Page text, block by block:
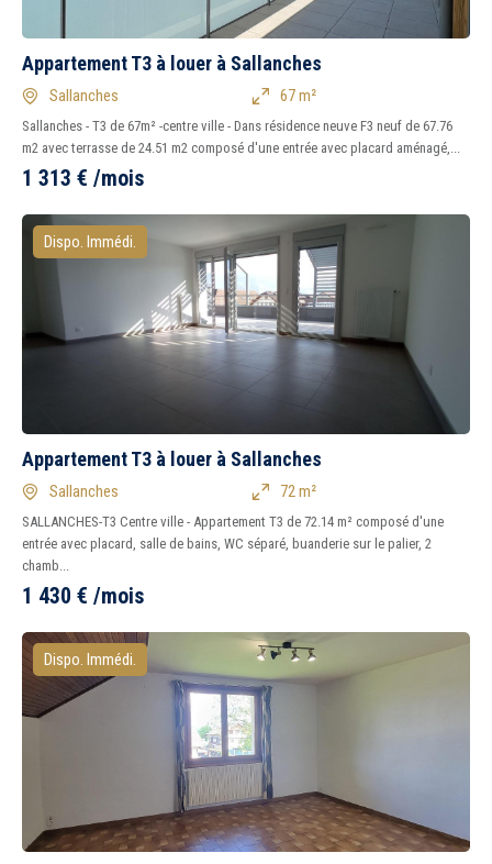
1 3
Tous Oui
Non
Immédiatement
Balcon
Parking
Chambre au rez-de-
chaussée
Appartement T3 à louer à Sallanches
Sallanches 67 m²
Sallanches - T3 de 67m² -centre ville - Dans résidence neuve F3 neuf de 67.76
m2 avec terrasse de 24.51 m2 composé d'une entrée avec placard aménagé,...
1 313 € /mois
Dispo. Immédi.
Appartement T3 à louer à Sallanches
Sallanches 72 m²
SALLANCHES-T3 Centre ville - Appartement T3 de 72.14 m² composé d'une
entrée avec placard, salle de bains, WC séparé, buanderie sur le palier, 2
chamb...
1 430 € /mois
Dispo. Immédi.